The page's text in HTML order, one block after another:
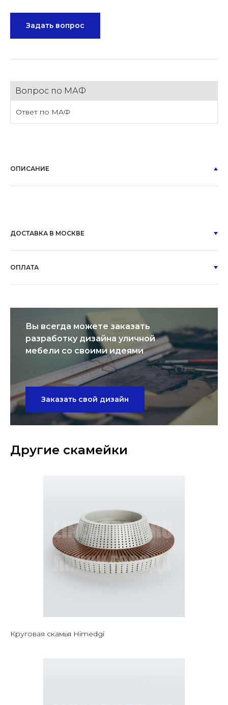
Задать вопрос
Вопрос по МАФ
Ответ по МАФ
ОПИСАНИЕ
ДОСТАВКА В МОСКВЕ
ОПЛАТА
Вы всегда можете заказать
разработку дизайна уличной
мебели со своими идеями
Заказать свой дизайн
Другие скамейки
Круговая скамья Himedgi